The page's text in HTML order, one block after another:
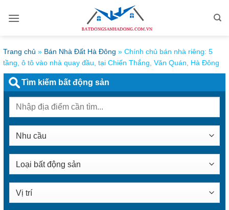
qua
Trang chủ » Bán Nhà Đất Hà Đông » Chính chủ bán nhà riêng: 5
tầng, ô tô vào nhà quay đầu, tại Chiến Thắng, Văn Quán, Hà Đông
Tìm kiếm bất động sản